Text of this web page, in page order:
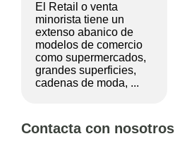
El Retail o venta
minorista tiene un
extenso abanico de
modelos de comercio
como supermercados,
grandes superficies,
cadenas de moda, ...
Contacta con nosotros